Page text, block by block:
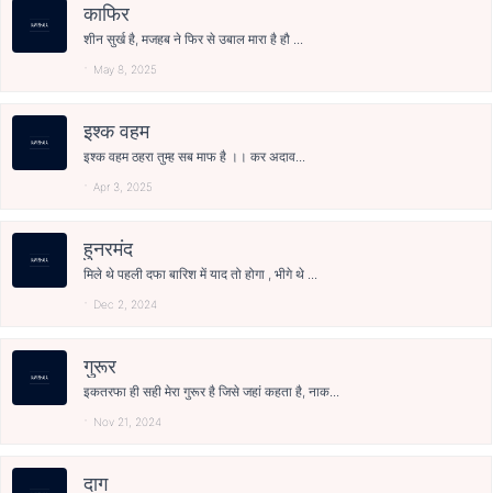
काफिर
शीन सुर्ख है, मजहब ने फिर से उबाल मारा है हौ ...
May 8, 2025
इश्क वहम
इश्क वहम ठहरा तुम्ह सब माफ है ।। कर अदाव...
Apr 3, 2025
हुनरमंद
मिले थे पहली दफा बारिश में याद तो होगा , भीगे थे ...
Dec 2, 2024
गुरूर
इकतरफा ही सही मेरा गुरूर है जिसे जहां कहता है, नाक...
Nov 21, 2024
दाग